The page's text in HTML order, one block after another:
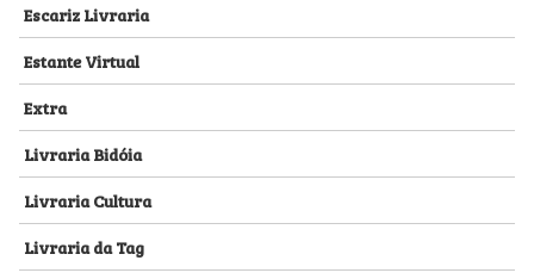
Escariz Livraria
Estante Virtual
Extra
Livraria Bidóia
Livraria Cultura
Livraria da Tag